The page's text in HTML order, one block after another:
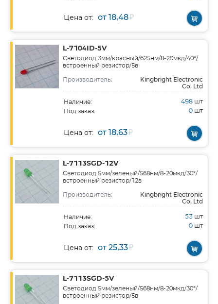
Цена от: от 18,48₽
L-7104ID-5V
Светодиод 3мм/красный/625нм/8-20мкд/40°/
встроенный резистор/5в
Производитель:
Kingbright Electronic
Co, Ltd
Наличие: 498 шт
Под заказ: 0 шт
Цена от: от 18,63₽
L-7113SGD-12V
Светодиод 5мм/зеленый/568нм/8-20мкд/30°/
встроенный резистор/12в
Производитель:
Kingbright Electronic
Co, Ltd
Наличие: 53 шт
Под заказ: 0 шт
Цена от: от 25,33₽
L-7113SGD-5V
Светодиод 5мм/зеленый/568нм/8-20мкд/30°/
встроенный резистор/5в